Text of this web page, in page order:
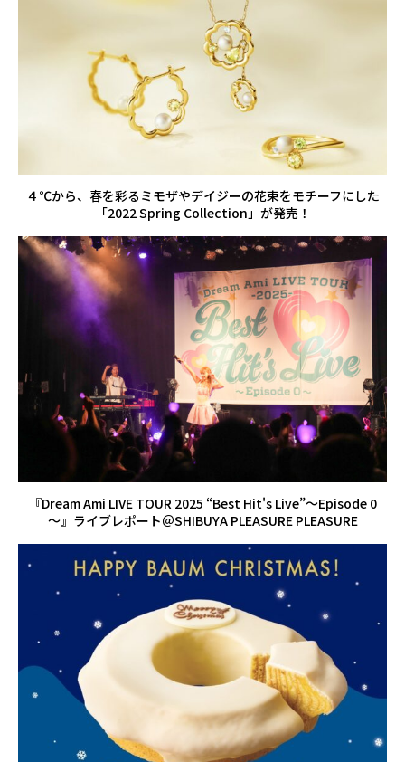
４℃から、春を彩るミモザやデイジーの花束をモチーフにした
「2022 Spring Collection」が発売！
『Dream Ami LIVE TOUR 2025 “Best Hit's Live”～Episode 0
～』ライブレポート＠SHIBUYA PLEASURE PLEASURE